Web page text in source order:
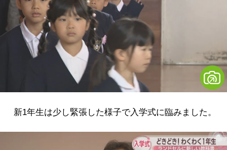
新1年生は少し緊張した様子で入学式に臨みました。